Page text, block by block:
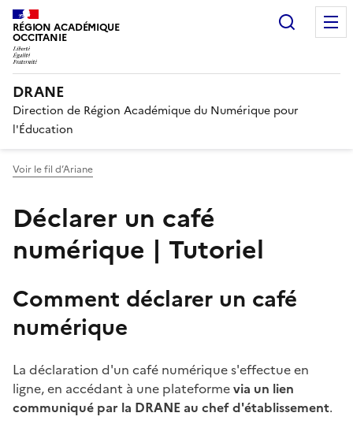
RÉGION ACADÉMIQUE
OCCITANIE
DRANE
Direction de Région Académique du Numérique pour
l'Éducation
Voir le fil d’Ariane
Déclarer un café
numérique | Tutoriel
Comment déclarer un café
numérique
La déclaration d'un café numérique s'effectue en
ligne, en accédant à une plateformevia un lien
communiqué par la DRANE au chef d'établissement.